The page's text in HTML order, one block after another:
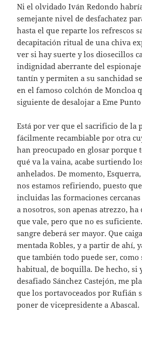
Ni el olvidado Iván Redondo
semejante nivel de desfachatez
hasta el que reparte los refrescos
decapitación ritual de una chiva
ver si hay suerte y los diosecillos
indignidad aberrante del espionaje
tantín y permiten a su sanchidad
en el famoso colchón de Moncloa
siguiente de desalojar a Eme Punto
Está por ver que el sacrificio de la
fácilmente recambiable por otra
han preocupado en glosar porque
qué va la vaina, acabe surtiendo
anhelados. De momento,
nos estamos refiriendo, puesto
incluidas las formaciones
a nosotros, son apenas atrezzo,
que vale, pero que no es
sangre deberá ser mayor. Que
mentada Robles, y a partir de ahí,
que también todo puede ser, como
habitual, de boquilla. De hecho, si
desafiado Sánchez Castejón, me
que los portavoceados por Rufián
poner de vicepresidente a Abascal.